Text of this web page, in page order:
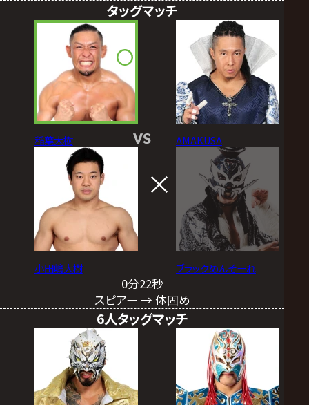
タッグマッチ
稲葉大樹
小田嶋大樹
VS AMAKUSA
ブラックめんそーれ
0分22秒
スピアー → 体固め
6人タッグマッチ